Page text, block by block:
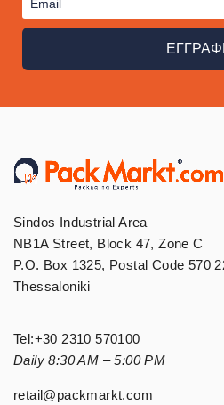
Sindos Industrial Area
NB1A Street, Block 47, Zone C
P.O. Box 1325, Postal Code 570
Thessaloniki
Tel:+30 2310 570100
Daily 8:30 AM – 5:00 PM
retail@packmarkt.com